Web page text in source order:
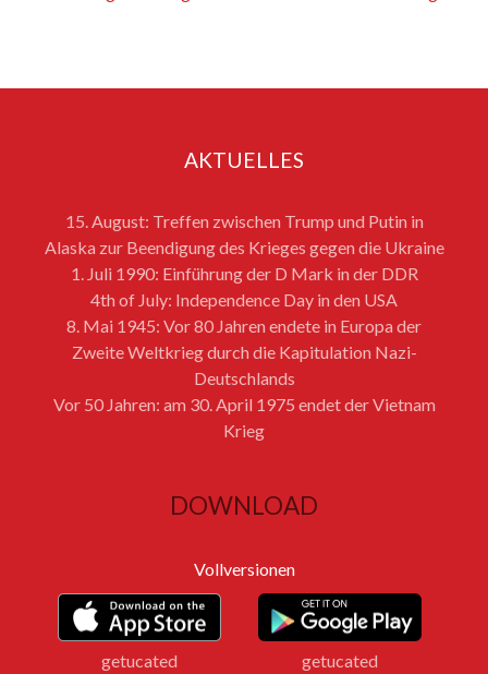
AKTUELLES
15. August: Treffen zwischen Trump und Putin in
Alaska zur Beendigung des Krieges gegen die Ukraine
1. Juli 1990: Einführung der D Mark in der DDR
4th of July: Independence Day in den USA
8. Mai 1945: Vor 80 Jahren endete in Europa der
Zweite Weltkrieg durch die Kapitulation Nazi-
Deutschlands
Vor 50 Jahren: am 30. April 1975 endet der Vietnam
Krieg
DOWNLOAD
Vollversionen
getucated
getucated